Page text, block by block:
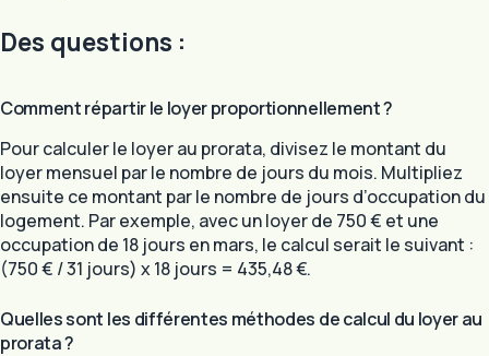
Des questions :
Comment répartir le loyer proportionnellement ?
Pour calculer le loyer au prorata, divisez le montant du
loyer mensuel par le nombre de jours du mois. Multipliez
ensuite ce montant par le nombre de jours d’occupation du
logement. Par exemple, avec un loyer de 750 € et une
occupation de 18 jours en mars, le calcul serait le suivant :
(750 € / 31 jours) x 18 jours = 435,48 €.
Quelles sont les différentes méthodes de calcul du loyer au
prorata ?